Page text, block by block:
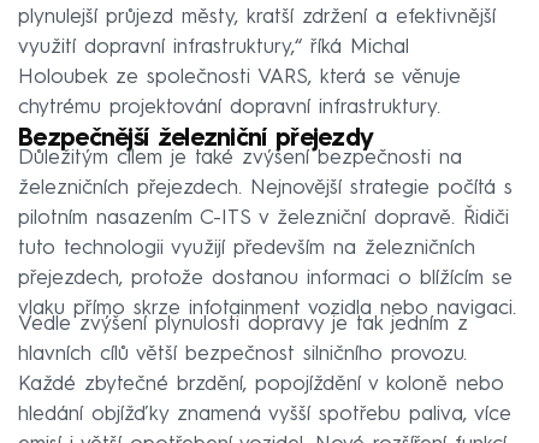
plynulejší průjezd městy, kratší zdržení a efektivnější
využití dopravní infrastruktury,“ říká Michal
Holoubek ze společnosti VARS, která se věnuje
chytrému projektování dopravní infrastruktury.
Bezpečnější železniční přejezdy
Důležitým cílem je také zvýšení bezpečnosti na
železničních přejezdech. Nejnovější strategie počítá s
pilotním nasazením C-ITS v železniční dopravě. Řidiči
tuto technologii využijí především na železničních
přejezdech, protože dostanou informaci o blížícím se
vlaku přímo skrze infotainment vozidla nebo navigaci.
Vedle zvýšení plynulosti dopravy je tak jedním z
hlavních cílů větší bezpečnost silničního provozu.
Každé zbytečné brzdění, popojíždění v koloně nebo
hledání objížďky znamená vyšší spotřebu paliva, více